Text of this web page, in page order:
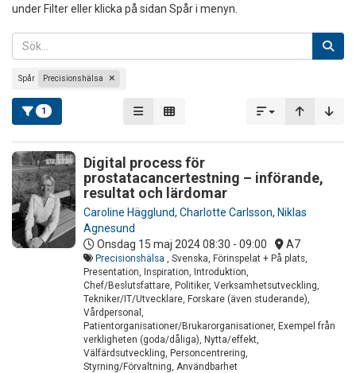
under Filter eller klicka på sidan Spår i menyn.
Spår Precisionshälsa
1
Digital process för
prostatacancertestning – införande,
resultat och lärdomar
Caroline Hägglund, Charlotte Carlsson, Niklas
Agnesund
Onsdag 15 maj 202408:30 - 09:00 A7
Precisionshälsa
, Svenska, Förinspelat + På plats,
Presentation, Inspiration, Introduktion,
Chef/Beslutsfattare, Politiker, Verksamhetsutveckling,
Tekniker/IT/Utvecklare, Forskare (även studerande),
Vårdpersonal,
Patientorganisationer/Brukarorganisationer, Exempel från
verkligheten (goda/dåliga), Nytta/effekt,
Välfärdsutveckling, Personcentrering,
Styrning/Förvaltning, Användbarhet